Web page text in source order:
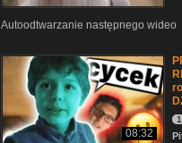
Autoodtwarzanie następnego wideo
08:32